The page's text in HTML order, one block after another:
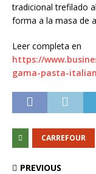
tradicional trefilado
forma a la masa de
Leer completa en
https://
gama-pasta-
CARREFOUR
PREVIOUS